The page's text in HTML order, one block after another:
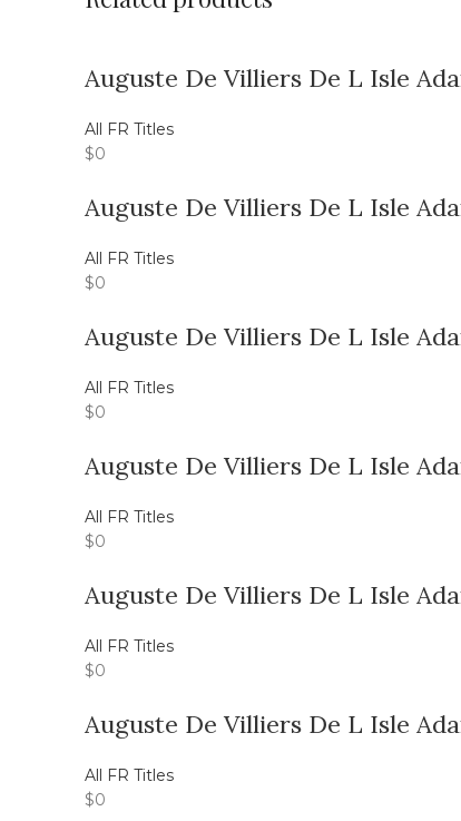
Auguste De Villiers De L Isle
All FR Titles
$0
Auguste De Villiers De L Isle
All FR Titles
$0
Auguste De Villiers De L Isle
All FR Titles
$0
Auguste De Villiers De L Isle
All FR Titles
$0
Auguste De Villiers De L Isle
All FR Titles
$0
Auguste De Villiers De L Isle
All FR Titles
$0